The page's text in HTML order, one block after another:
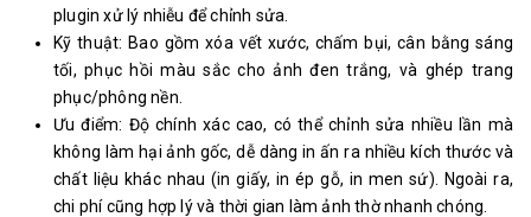
plugin xử lý nhiễu để chỉnh sửa.
Kỹ thuật: Bao gồm xóa vết xước, chấm bụi, cân bằng sáng
tối, phục hồi màu sắc cho ảnh đen trắng, và ghép trang
phục/phông nền.
Ưu điểm: Độ chính xác cao, có thể chỉnh sửa nhiều lần mà
không làm hại ảnh gốc, dễ dàng in ấn ra nhiều kích thước và
chất liệu khác nhau (in giấy, in ép gỗ, in men sứ). Ngoài ra,
chi phí cũng hợp lý và thời gian làm ảnh thờ nhanh chóng.